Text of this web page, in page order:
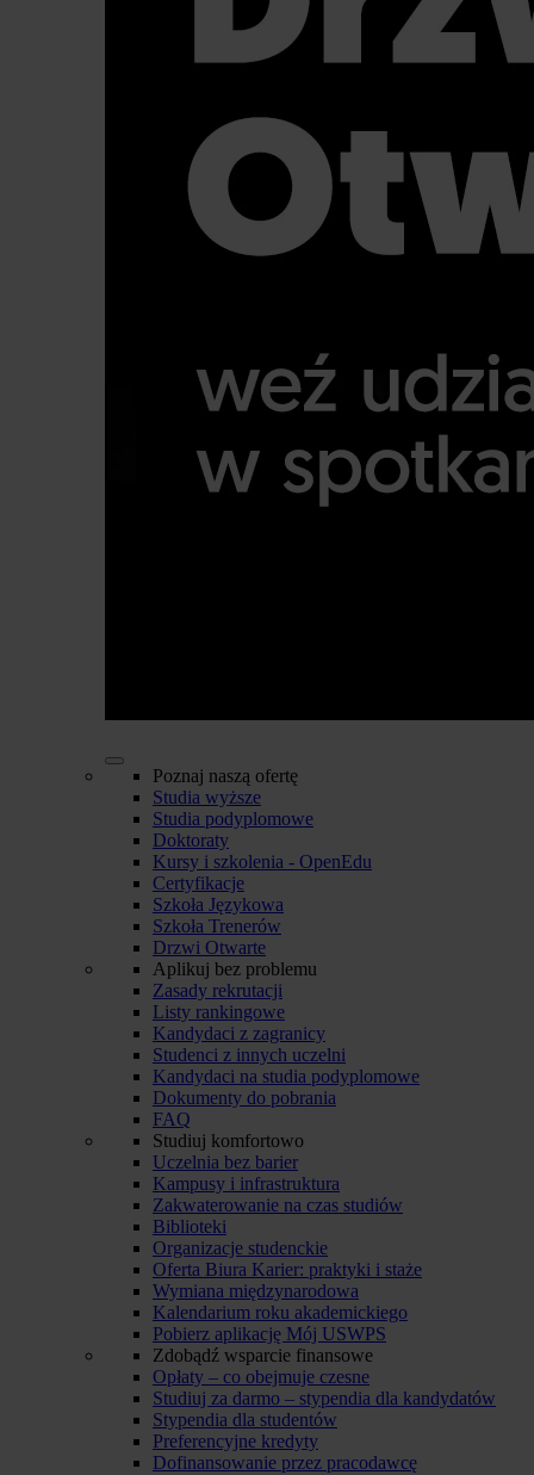
Poznaj naszą ofertę
Studia wyższe
Studia podyplomowe
Doktoraty
Kursy i szkolenia - OpenEdu
Certyfikacje
Szkoła Językowa
Szkoła Trenerów
Drzwi Otwarte
Aplikuj bez problemu
Zasady rekrutacji
Listy rankingowe
Kandydaci z zagranicy
Studenci z innych uczelni
Kandydaci na studia podyplomowe
Dokumenty do pobrania
FAQ
Studiuj komfortowo
Uczelnia bez barier
Kampusy i infrastruktura
Zakwaterowanie na czas studiów
Biblioteki
Organizacje studenckie
Oferta Biura Karier: praktyki i staże
Wymiana międzynarodowa
Kalendarium roku akademickiego
Pobierz aplikację Mój USWPS
Zdobądź wsparcie finansowe
Opłaty – co obejmuje czesne
Studiuj za darmo – stypendia dla kandydatów
Stypendia dla studentów
Preferencyjne kredyty
Dofinansowanie przez pracodawcę